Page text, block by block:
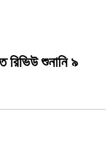
রিভিউ শুনানি ৯